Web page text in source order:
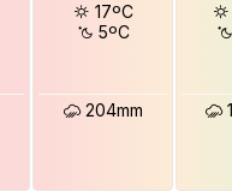
17ºC
5ºC
204mm